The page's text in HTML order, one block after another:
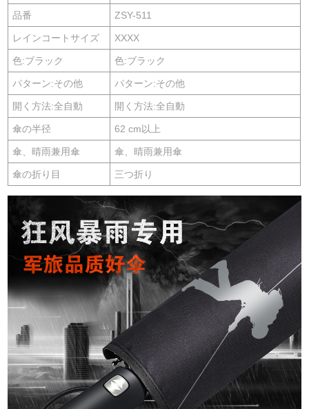
品番 ZSY-511
レインコートサイズ XXXX
色:ブラック 色:ブラック
パターン:その他 パターン:その他
開く方法:全自動 開く方法:全自動
傘の半径 62 cm以上
傘、晴雨兼用傘 傘、晴雨兼用傘
傘の折り目 三つ折り